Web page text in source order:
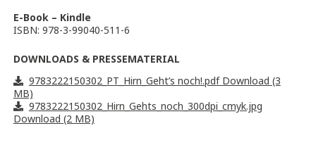
E-Book – Kindle
ISBN: 978-3-99040-511-6
DOWNLOADS & PRESSEMATERIAL
9783222150302_PT_Hirn_Geht’s noch!.pdf Download (3
MB)
9783222150302_Hirn_Gehts_noch_300dpi_cmyk.jpg
Download (2 MB)